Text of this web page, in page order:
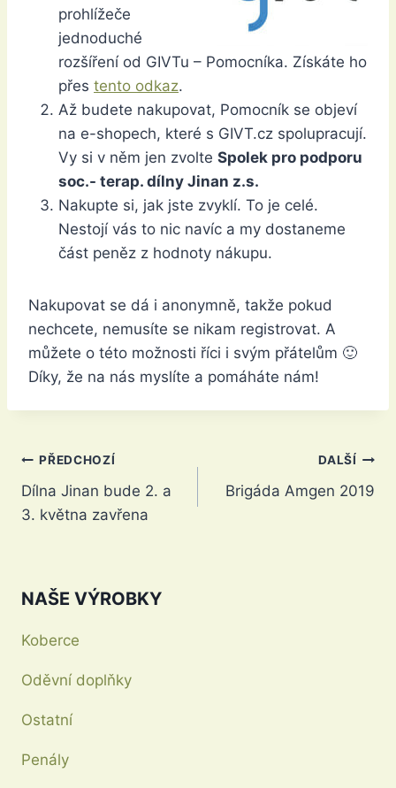
prohlížeče
jednoduché
rozšíření od GIVTu – Pomocníka. Získáte ho
přes tento odkaz.
Až budete nakupovat, Pomocník se objeví
na e-shopech, které s GIVT.cz spolupracují.
Vy si v něm jen zvolte Spolek pro podporu
soc.- terap. dílny Jinan z.s.
Nakupte si, jak jste zvyklí. To je celé.
Nestojí vás to nic navíc a my dostaneme
část peněz z hodnoty nákupu.
Nakupovat se dá i anonymně, takže pokud
nechcete, nemusíte se nikam registrovat. A
můžete o této možnosti říci i svým přátelům 🙂
Díky, že na nás myslíte a pomáháte nám!
Navigace
pro
PŘEDCHOZÍ
Dílna Jinan bude 2. a
3. května zavřena
DALŠÍ
Brigáda Amgen 2019
NAŠE VÝROBKY
Koberce
Oděvní doplňky
Ostatní
Penály